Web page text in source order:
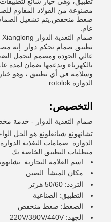
مصنوعة من الفولاذ المقاوم
ضغط منخفض.يتم تشغيل الصمام
عام.
تطبيق صمام تحكم دوار. إنه
عالي الجودة ومصمم لتحمل
بالكهرباء ويدعمها ضمان لمدة
وسلامة في أي تطبيق ، وهو
الدوارة rotolok.
التخصيص:
صمام التغذية الدوار - خدمة
تشانهونغ شيانغلونغ هو الحل
الدوارة. صمامات التغذية
متطلبات التطبيق الخاصة بك.
اسم العلامة التجارية:
مكان المنشأ: الصين
التردد: 50/60 هرتز
التطبيق: الصناعية
الضغط: ضغط منخفض
الجهد: 220V/380V/440V